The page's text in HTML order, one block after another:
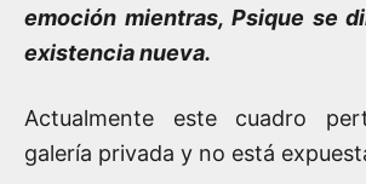
emoción mientras, Psique se
existencia nueva.
Actualmente este cuadro
galería privada y no está